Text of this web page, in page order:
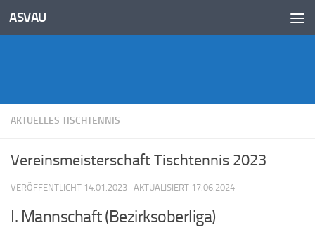
springen
Unter dem Inhalt
ASVAU
AKTUELLES TISCHTENNIS
Vereinsmeisterschaft Tischtennis 2023
VERÖFFENTLICHT 14.01.2023 · AKTUALISIERT 17.06.2024
I. Mannschaft (Bezirksoberliga)